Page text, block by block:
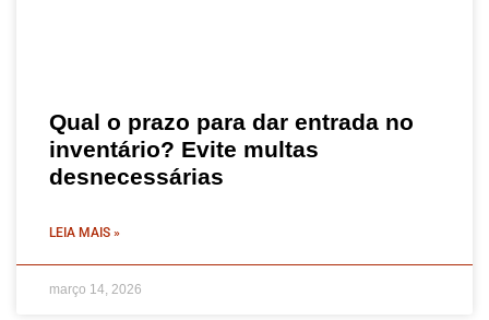
Qual o prazo para dar entrada no
inventário? Evite multas
desnecessárias
LEIA MAIS »
março 14, 2026